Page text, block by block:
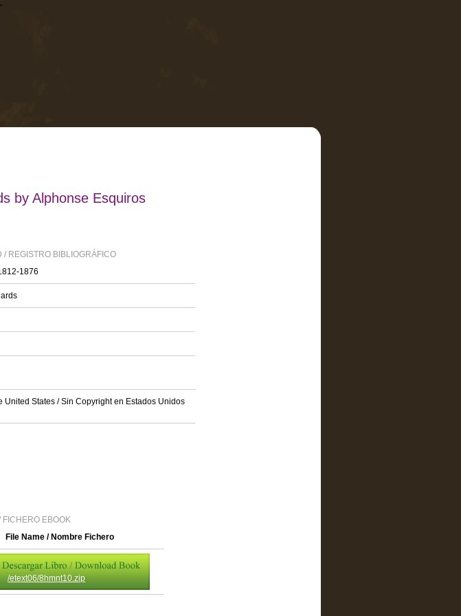
by Alphonse Esquiros
/ REGISTRO BIBLIOGRÁFICO
1876
United States / Sin Copyright en Estados Unidos
FICHERO EBOOK
File Name / Nombre Fichero
/etext06/8hmnt10.zip